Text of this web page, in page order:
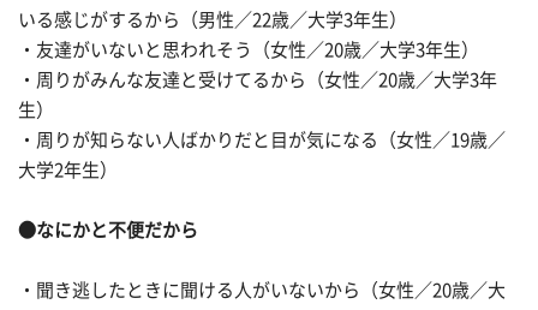
いる感じがするから（男性／22歳／大学3年生）
・友達がいないと思われそう（女性／20歳／大学3年生）
・周りがみんな友達と受けてるから（女性／20歳／大学3年
生）
・周りが知らない人ばかりだと目が気になる（女性／19歳／
大学2年生）
●なにかと不便だから
・聞き逃したときに聞ける人がいないから（女性／20歳／大